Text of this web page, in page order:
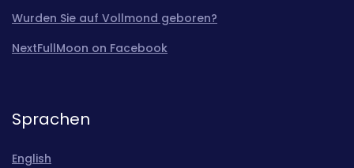
Wurden Sie auf Vollmond geboren?
NextFullMoon on Facebook
Sprachen
English